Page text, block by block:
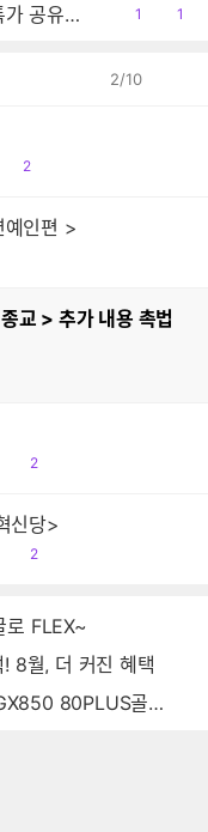
[쿠팡] 비보북 특가 ASUS 비보북 특가 공유드립니다.
공1
댓1
2/10
댓
2
예인편 >
댓
2
<개혁신당>
댓
2
로 FLEX~
8월, 더 커진 혜택
드 풀모듈러 ATX3.0 블랙